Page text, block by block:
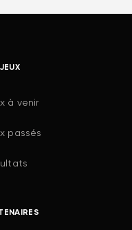
à venir
passés